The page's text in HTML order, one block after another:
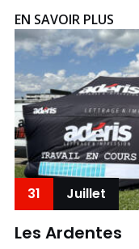
EN SAVOIR PLUS
31 Juillet
Les Ardentes